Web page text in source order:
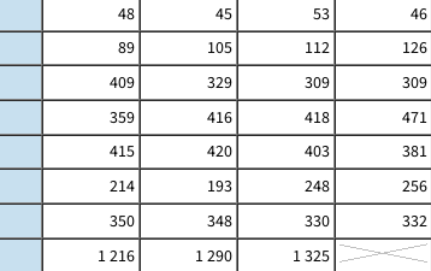
48 45 53 46
89 105 112 126
409 329 309 309
359 416 418 471
415 420 403 381
214 193 248 256
350 348 330 332
1 216 1 290
1 325